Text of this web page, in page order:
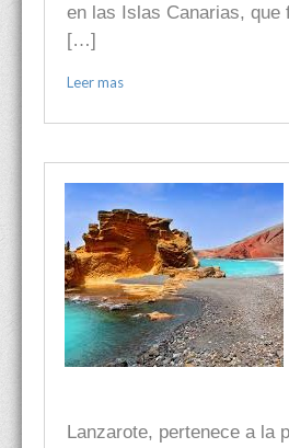
en las Islas Canarias, que
[…]
Leer mas
Lanzarote, pertenece a la